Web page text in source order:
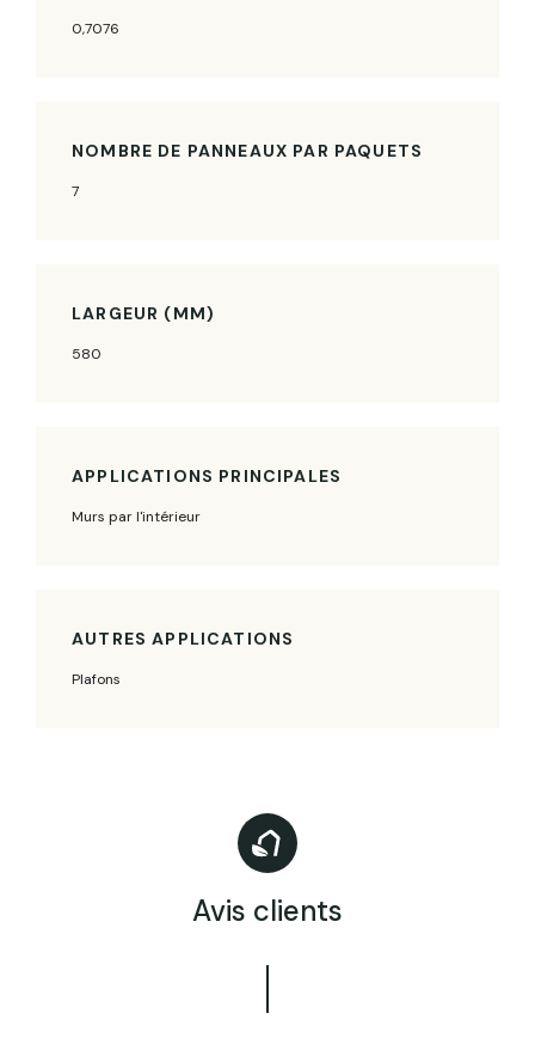
0,7076
NOMBRE DE PANNEAUX PAR PAQUETS
7
LARGEUR (MM)
580
APPLICATIONS PRINCIPALES
Murs par l'intérieur
AUTRES APPLICATIONS
Plafons
Avis clients